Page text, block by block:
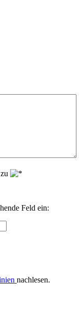
Feld ein:
nachlesen.